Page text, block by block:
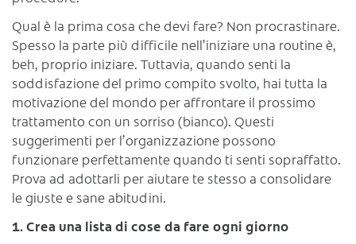
Qual è la prima cosa che devi fare? Non procrastinare.
Spesso la parte più difficile nell’iniziare una routine è,
beh, proprio iniziare. Tuttavia, quando senti la
soddisfazione del primo compito svolto, hai tutta la
motivazione del mondo per affrontare il prossimo
trattamento con un sorriso (bianco). Questi
suggerimenti per l’organizzazione possono
funzionare perfettamente quando ti senti sopraffatto.
Prova ad adottarli per aiutare te stesso a consolidare
le giuste e sane abitudini.
1. Crea una lista di cose da fare ogni giorno